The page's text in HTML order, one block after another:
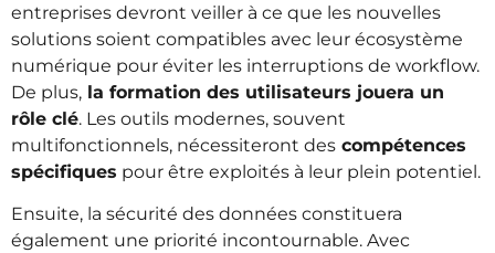
entreprises devront veiller à ce que les nouvelles
solutions soient compatibles avec leur écosystème
numérique pour éviter les interruptions de workflow.
De plus, la formation des utilisateurs jouera un
rôle clé. Les outils modernes, souvent
multifonctionnels, nécessiteront des compétences
spécifiques pour être exploités à leur plein potentiel.
Ensuite, la sécurité des données constituera
également une priorité incontournable. Avec